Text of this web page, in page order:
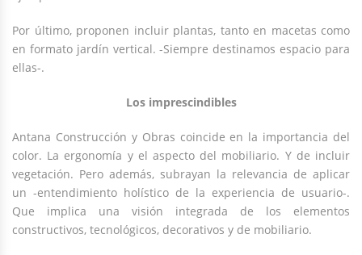
Por último, proponen incluir plantas, tanto en macetas como
en formato jardín vertical. -Siempre destinamos espacio para
ellas-.
Los imprescindibles
Antana Construcción y Obras coincide en la importancia del
color. La ergonomía y el aspecto del mobiliario. Y de incluir
vegetación. Pero además, subrayan la relevancia de aplicar
un -entendimiento holístico de la experiencia de usuario-.
Que implica una visión integrada de los elementos
constructivos, tecnológicos, decorativos y de mobiliario.